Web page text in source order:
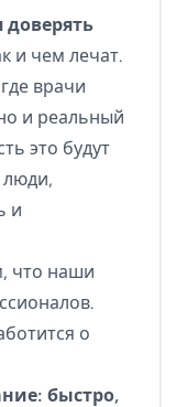
доверять
и чем лечат.
врачи
и реальный
это будут
люди,
и
что наши
о
быстро,